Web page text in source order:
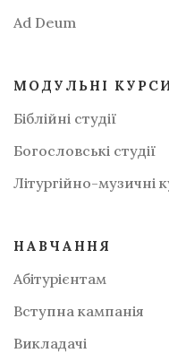
Аd Deum
МОДУЛЬНІ
Біблійні студії
Богословські студії
Літургійно-музичні
НАВЧАННЯ
Абітурієнтам
Вступна кампанія
Викладачі